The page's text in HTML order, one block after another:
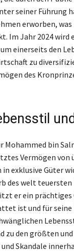
seiner Führung
erworben,
Im Jahr 2024 wird
einerseits den
zu
des
bin
Vermögen von
exklusive Güter
des welt teuersten
er ein prächtiges
ist und für
zu den größten
Skandale